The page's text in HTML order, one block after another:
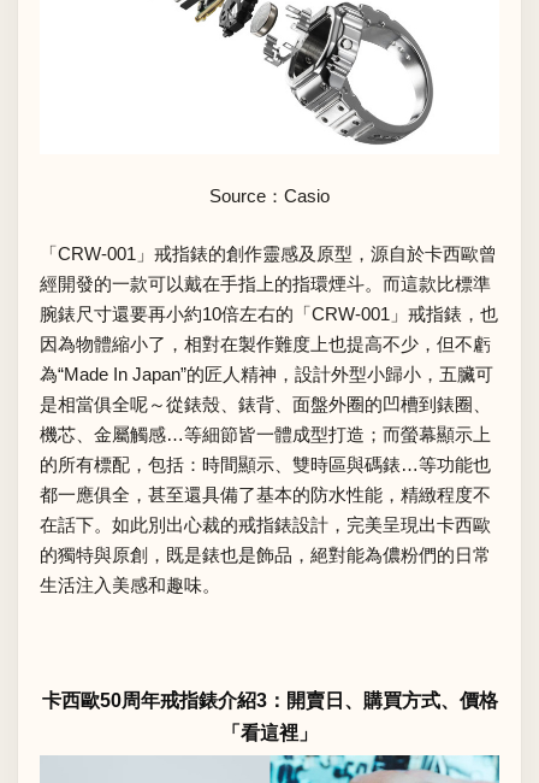
Source： Casio
「CRW-001」戒指錶的創作靈感及原型，源自於卡西歐曾
經開發的一款可以戴在手指上的指環煙斗。而這款比標準
腕錶尺寸還要再小約10倍左右的「CRW-001」戒指錶，也
因為物體縮小了，相對在製作難度上也提高不少，但不虧
為“Made In Japan”的匠人精神，設計外型小歸小，五臟可
是相當俱全呢～從錶殼、錶背、面盤外圈的凹槽到錶圈、
機芯、金屬觸感…等細節皆一體成型打造；而螢幕顯示上
的所有標配，包括：時間顯示、雙時區與碼錶…等功能也
都一應俱全，甚至還具備了基本的防水性能，精緻程度不
在話下。如此別出心裁的戒指錶設計，完美呈現出卡西歐
的獨特與原創，既是錶也是飾品，絕對能為儂粉們的日常
生活注入美感和趣味。
卡西歐50周年戒指錶介紹3：開賣日、購買方式、價格
「看這裡」